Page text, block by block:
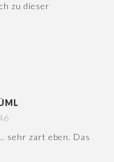
zu dieser
sehr zart eben. Das